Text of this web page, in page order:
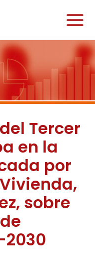
Tercer
en la
por
sobre